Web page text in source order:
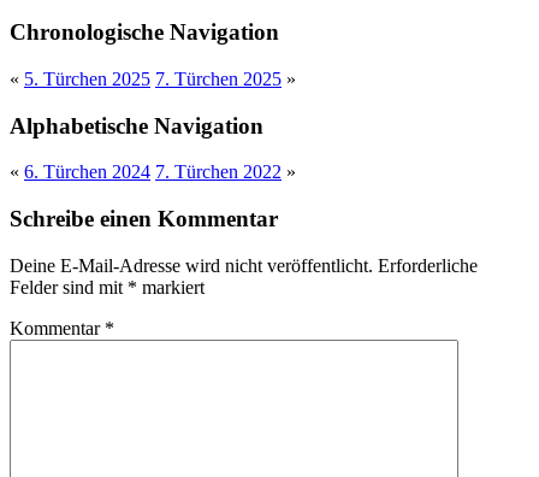
Chronologische Navigation
« 5. Türchen 2025 7. Türchen 2025 »
Alphabetische Navigation
« 6. Türchen 2024 7. Türchen 2022 »
Schreibe einen Kommentar
Deine E-Mail-Adresse wird nicht veröffentlicht. Erforderliche
Felder sind mit * markiert
Kommentar *